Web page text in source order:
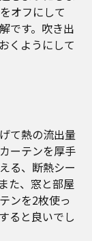
オフにして
です。吹き出
くようにして
て熱の流出量
ーテンを厚手
る、断熱シー
た、窓と部屋
ンを2枚使っ
ると良いでし